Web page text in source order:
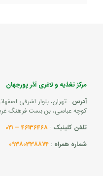
مرکز تغذیه و لاغری آذر پورجهان
آدرس : تهران، بلوار اشرفی
کوچه عباسی، بن بست فرهنگ غربی، پلاک 7، طبقه
تلفن کلینیک :
46136468 – 021
شماره همراه :
09380338874